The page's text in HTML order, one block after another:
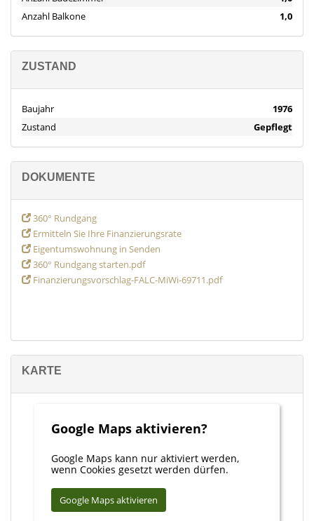
Anzahl Balkone
1,0
ZUSTAND
Baujahr
1976
Zustand
Gepflegt
DOKUMENTE
360° Rundgang
Ermitteln Sie Ihre Finanzierungsrate
Eigentumswohnung in Senden
360° Rundgang starten.pdf
Finanzierungsvorschlag-FALC-MiWi-69711.pdf
KARTE
Google Maps aktivieren?
Google Maps kann nur aktiviert werden,
wenn Cookies gesetzt werden dürfen.
Google Maps aktivieren